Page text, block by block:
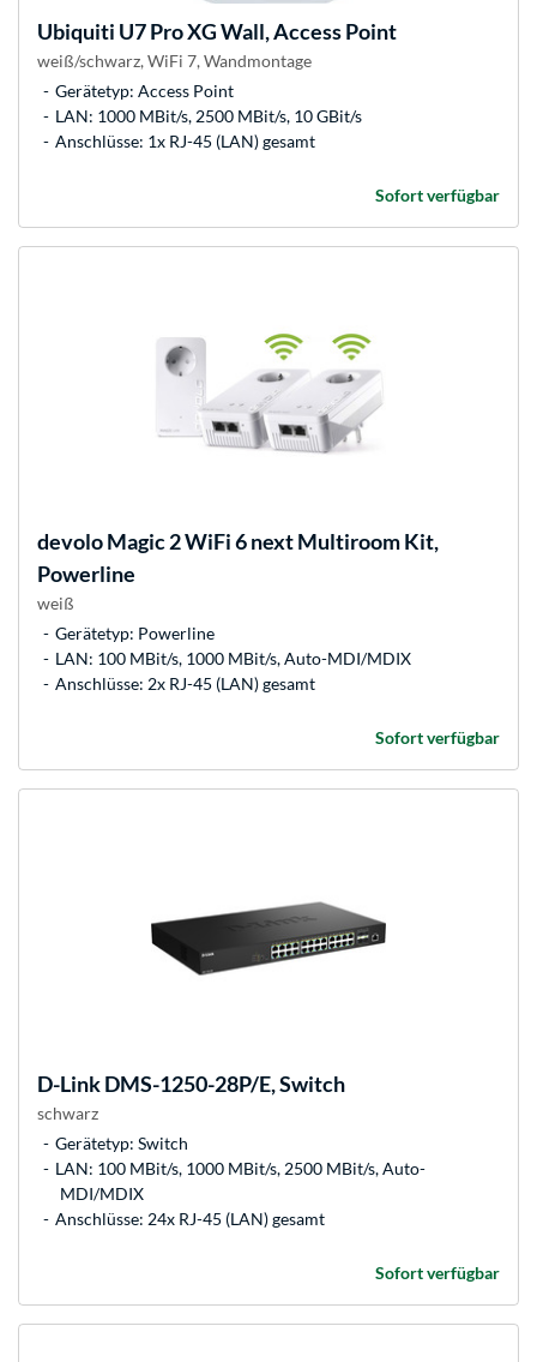
Ubiquiti U7 Pro XG Wall, Access Point
weiß/schwarz, WiFi 7, Wandmontage
Gerätetyp: Access Point
LAN: 1000 MBit/s, 2500 MBit/s, 10 GBit/s
Anschlüsse: 1x RJ-45 (LAN) gesamt
Sofort verfügbar
devoloMagic 2 WiFi 6 next Multiroom Kit,
Powerline
weiß
Gerätetyp: Powerline
LAN: 100 MBit/s, 1000 MBit/s, Auto-MDI/MDIX
Anschlüsse: 2x RJ-45 (LAN) gesamt
Sofort verfügbar
D-LinkDMS-1250-28P/E, Switch
schwarz
Gerätetyp: Switch
LAN: 100 MBit/s, 1000 MBit/s, 2500 MBit/s, Auto-
MDI/MDIX
Anschlüsse: 24x RJ-45 (LAN) gesamt
Sofort verfügbar